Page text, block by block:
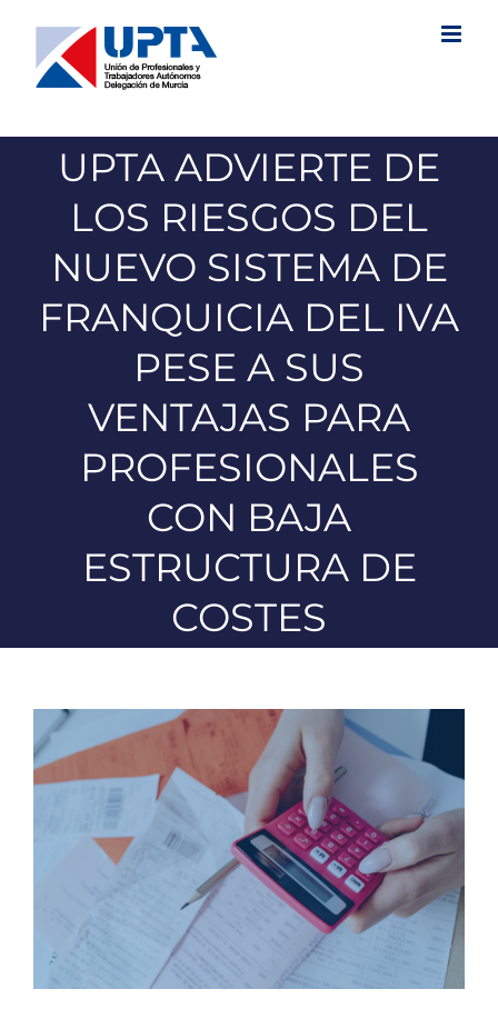
contenido
UPTA ADVIERTE DE
LOS RIESGOS DEL
NUEVO SISTEMA DE
FRANQUICIA DEL IVA
PESE A SUS
VENTAJAS PARA
PROFESIONALES
CON BAJA
ESTRUCTURA DE
COSTES
Ver
imagen
más